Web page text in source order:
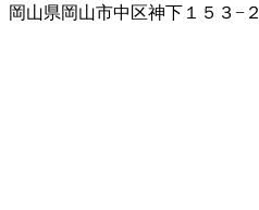
岡山県岡山市中区神下１５３−２